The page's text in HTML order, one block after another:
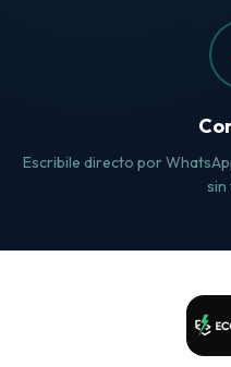
Escribile directo por
sin